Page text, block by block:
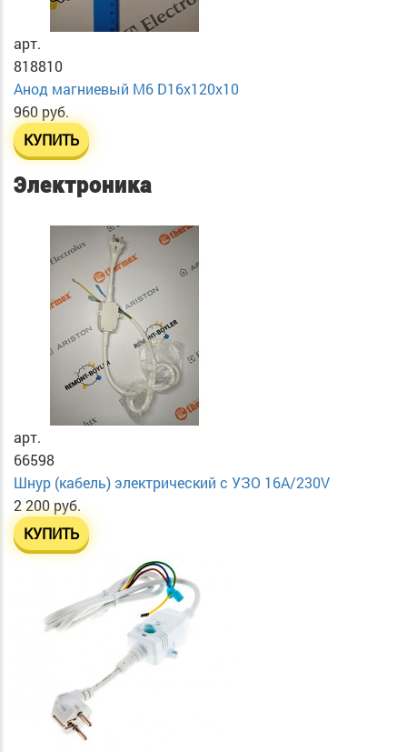
арт.
818810
Анод магниевый М6 D16х120х10
960 руб.
КУПИТЬ
Электроника
арт.
66598
Шнур (кабель) электрический с УЗО 16А/230V
2 200 руб.
КУПИТЬ